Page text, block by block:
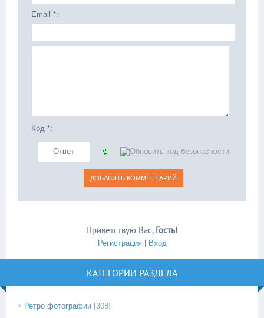
Email *:
Код *:
Приветствую Вас, Гость!
Регистрация| Вход
КАТЕГОРИИ РАЗДЕЛА
Ретро фотографии [308]